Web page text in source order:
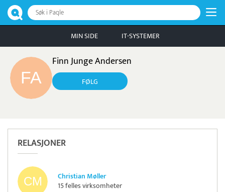
Søk i Paqle
MIN SIDE IT-SYSTEMER
Finn Junge Andersen
FØLG
RELASJONER
Christian Møller
15 felles virksomheter